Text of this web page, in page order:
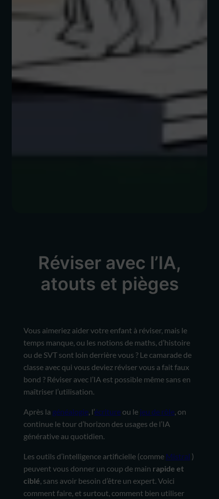
Réviser avec l’IA,
atouts et pièges
Vous aimeriez aider votre enfant à réviser, mais le
temps manque, ou les notions de maths, d’histoire
ou de SVT sont loin derrière vous ? Le camarade de
classe avec qui vous deviez réviser vous a fait faux
bond ? Réviser avec l’IA est possible même sans en
maîtriser l’utilisation.
Après la généalogie, l’écritureou le jeu de rôle, on
continue le tour d’horizon des usages de l’IA
générative au quotidien.
Les outils d’intelligence artificielle (comme Mistral )
peuvent vous donner un coup de main rapide et
ciblé, sans avoir besoin d’être un expert. Voici
comment faire, et surtout, comment bien utiliser